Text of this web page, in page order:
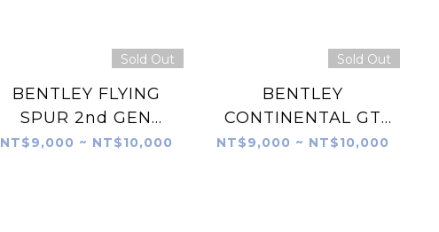
Sold Out
BENTLEY FLYING
SPUR 2nd GEN
(2019-2024)
NT$9,000 ~ NT$10,000
Sold Out
BENTLEY
CONTINENTAL GT
3rd GEN. (2018-
NT$9,000 ~ NT$10,000